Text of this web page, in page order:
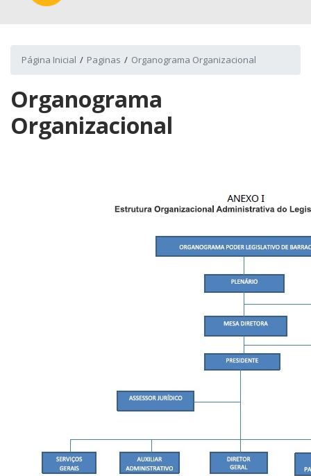
Página Inicial Paginas Organograma Organizacional
Organograma
Organizacional